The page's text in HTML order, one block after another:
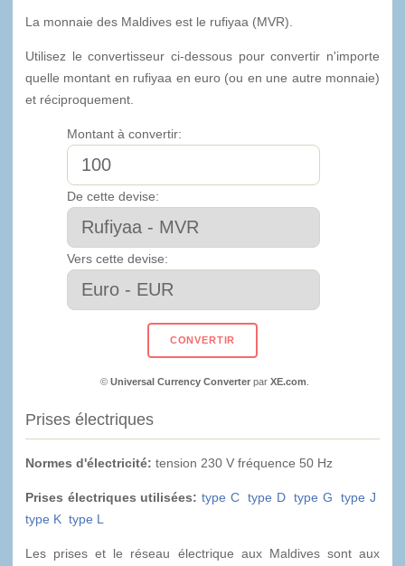
La monnaie des Maldives est le rufiyaa (MVR).
Utilisez le convertisseur ci-dessous pour convertir n'importe
quelle montant en rufiyaa en euro (ou en une autre monnaie)
et réciproquement.
Montant à convertir:
De cette devise:
Vers cette devise:
© Universal Currency Converterpar XE.com
Prises électriques
Normes d'électricité: tension 230 V fréquence 50 Hz
Prises électriques utilisées: type C type D type G
type J
type K type L
Les prises et le réseau électrique aux Maldives sont aux